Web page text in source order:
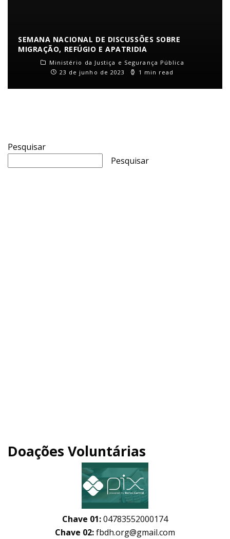
SEMANA NACIONAL DE DISCUSSÕES SOBRE
MIGRAÇÃO, REFÚGIO E APATRIDIA
Ministério da Justiça e Segurança Pública
23 de junho de 2023
1 min read
Pesquisar
Pesquisar
Doações Voluntárias
Chave 01:04783552000174
Chave 02:fbdh.org@gmail.com